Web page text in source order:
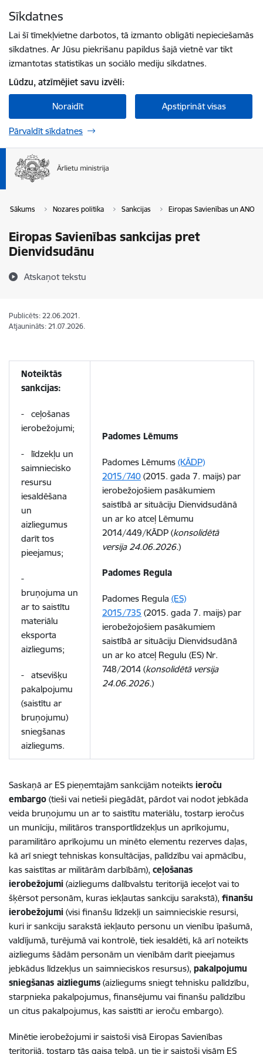
Sīkdatnes
Lai šī tīmekļvietne darbotos, tā izmanto obligāti nepieciešamās
sīkdatnes. Ar Jūsu piekrišanu papildus šajā vietnē var tikt
izmantotas statistikas un sociālo mediju sīkdatnes.
Lūdzu, atzīmējiet savu izvēli:
Noraidīt Apstiprināt visas
Pārvaldīt sīkdatnes
Sākums Nozares politika Sankcijas Eiropas Savienības un ANO
Eiropas Savienības sankcijas pret
Dienvidsudānu
Atskaņot tekstu
Publicēts: 22.06.2021.
Atjaunināts: 21.07.2026.
Noteiktās
sankcijas:
- ceļošanas
ierobežojumi;
- līdzekļu un
saimniecisko
resursu
iesaldēšana
un
aizliegumus
darīt tos
pieejamus;
-
bruņojuma un
ar to saistītu
materiālu
eksporta
aizliegums;
- atsevišķu
pakalpojumu
(saistītu ar
bruņojumu)
sniegšanas
aizliegums.
Padomes Lēmums
Padomes Lēmums (KĀDP)
2015/740 (2015. gada 7. maijs) par
ierobežojošiem pasākumiem
saistībā ar situāciju Dienvidsudānā
un ar ko atceļ Lēmumu
2014/449/KĀDP (konsolidētā
versija 24.06.2026.)
Padomes Regula
Padomes Regula (ES)
2015/735 (2015. gada 7. maijs) par
ierobežojošiem pasākumiem
saistībā ar situāciju Dienvidsudānā
un ar ko atceļ Regulu (ES) Nr.
748/2014 (konsolidētā versija
24.06.2026.)
Saskaņā ar ES pieņemtajām sankcijām noteikts ieroču
embargo (tieši vai netieši piegādāt, pārdot vai nodot jebkāda
veida bruņojumu un ar to saistītu materiālu, tostarp ieročus
un munīciju, militāros transportlīdzekļus un aprīkojumu,
paramilitāro aprīkojumu un minēto elementu rezerves daļas,
kā arī sniegt tehniskas konsultācijas, palīdzību vai apmācību,
kas saistītas ar militārām darbībām), ceļošanas
ierobežojumi (aizliegums dalībvalstu teritorijā ieceļot vai to
šķērsot personām, kuras iekļautas sankciju sarakstā), finanšu
ierobežojumi (visi finanšu līdzekļi un saimnieciskie resursi,
kuri ir sankciju sarakstā iekļauto personu un vienību īpašumā,
valdījumā, turējumā vai kontrolē, tiek iesaldēti, kā arī noteikts
aizliegums šādām personām un vienībām darīt pieejamus
jebkādus līdzekļus un saimnieciskos resursus), pakalpojumu
sniegšanas aizliegums (aizliegums sniegt tehnisku palīdzību,
starpnieka pakalpojumus, finansējumu vai finanšu palīdzību
un citus pakalpojumus, kas saistīti ar ieroču embargo).
Minētie ierobežojumi ir saistoši visā Eiropas Savienības
teritorijā, tostarp tās gaisa telpā, un tie ir saistoši visām ES